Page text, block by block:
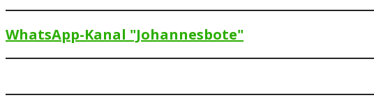
WhatsApp-Kanal "Johannesbote"